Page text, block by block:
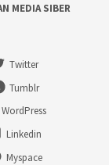
MEDIA SIBER
Twitter
Tumblr
WordPress
Linkedin
Myspace